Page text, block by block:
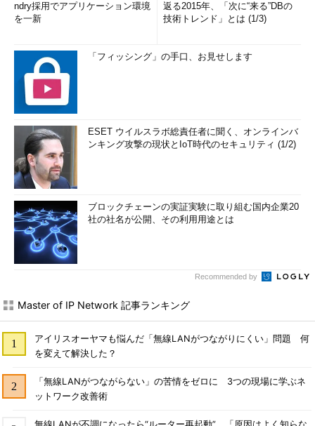
ndry採用でアプリケーション環境
を一新
返る2015年、「次に“来る”DBの
技術トレンド」とは (1/3)
「フィッシング」の手口、お見せします
ESET ウイルスラボ総責任者に聞く、オンラインバ
ンキング攻撃の現状とIoT時代のセキュリティ (1/2)
ブロックチェーンの実証実験に取り組む国内企業20
社の社名が公開、その利用用途とは
Recommended by
Master of IP Network 記事ランキング
アイリスオーヤマも悩んだ「無線LANがつながりにくい」問題 何
を変えて解決した？
「無線LANがつながらない」の苦情をゼロに 3つの現場に学ぶネ
ットワーク改善術